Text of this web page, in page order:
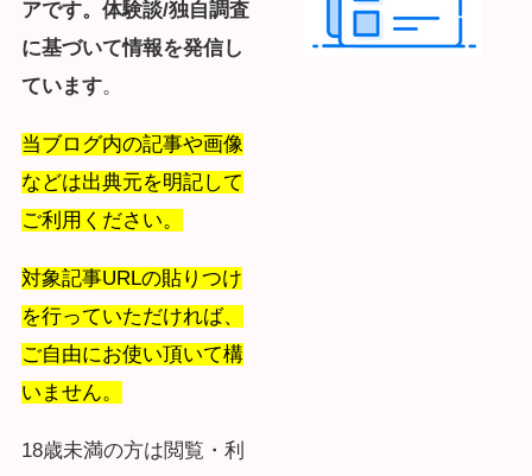
アです。体験談/独自調査
に基づいて情報を発信し
ています。
当ブログ内の記事や画像
などは出典元を明記して
ご利用ください。
対象記事URLの貼りつけ
を行っていただければ、
ご自由にお使い頂いて構
いません。
18歳未満の方は閲覧・利